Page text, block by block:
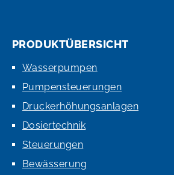
PRODUKTÜBERSICHT
Wasserpumpen
Pumpensteuerungen
Druckerhöhungsanlagen
Dosiertechnik
Steuerungen
Bewässerung